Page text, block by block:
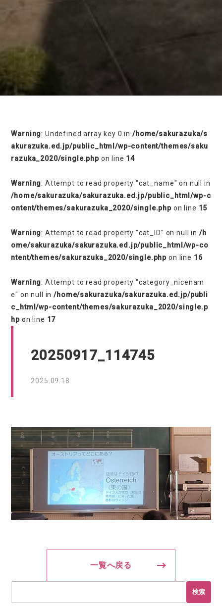
on line
Warning: Undefined array key 0 in /home/sakurazuka/s
akurazuka.ed.jp/public_html/wp-content/themes/saku
razuka_2020/single.phpon line 14
Warning: Attempt to read property "cat_name" on null in
/home/sakurazuka/sakurazuka.ed.jp/public_html/wp-c
ontent/themes/sakurazuka_2020/single.php on line 15
Warning: Attempt to read property "cat_ID" on null in /h
ome/sakurazuka/sakurazuka.ed.jp/public_html/wp-co
ntent/themes/sakurazuka_2020/single.php on line 16
Warning: Attempt to read property "category_nicenam
e" on null in/home/sakurazuka/sakurazuka.ed.jp/publi
c_html/wp-content/themes/sakurazuka_2020/single.p
hp on line 17
20250917_114745
2025.09.18
一覧へ戻る
検索